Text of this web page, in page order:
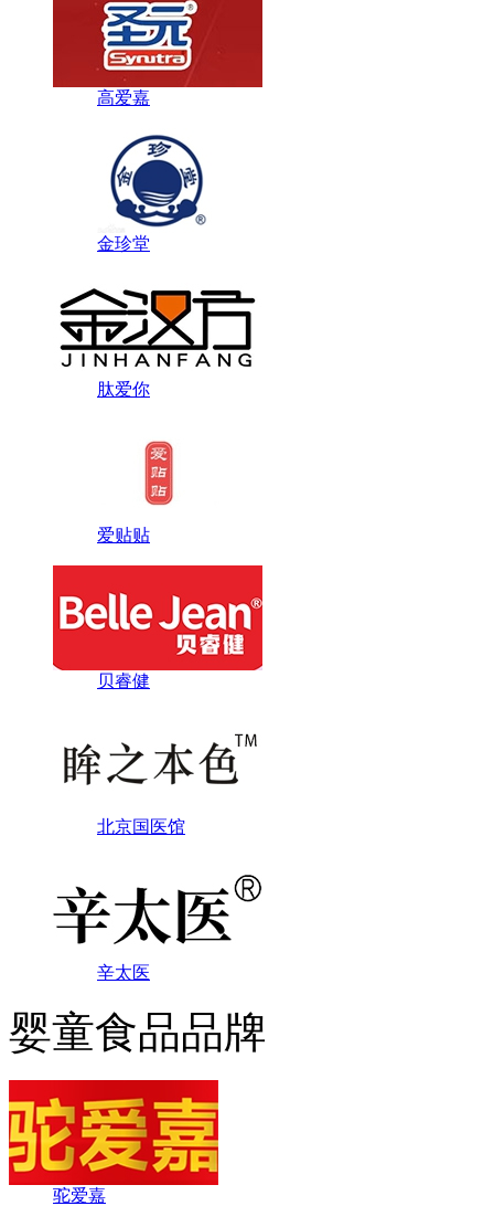
高爱嘉
金珍堂
肽爱你
爱贴贴
贝睿健
北京国医馆
辛太医
婴童食品品牌
驼爱嘉